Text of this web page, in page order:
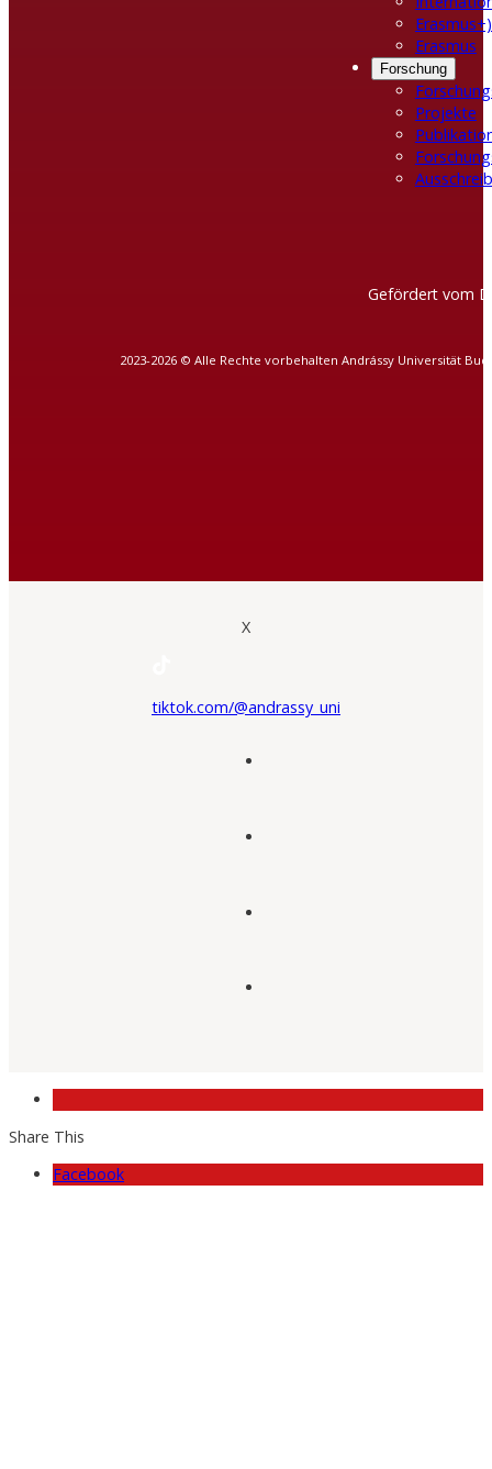
Erasmus
Forschung
Projekte
Gefördert vom
2023-2026 © Alle Rechte vorbehalten Andrássy Universität
X
tiktok.com/@andrassy_uni
Share This
Facebook